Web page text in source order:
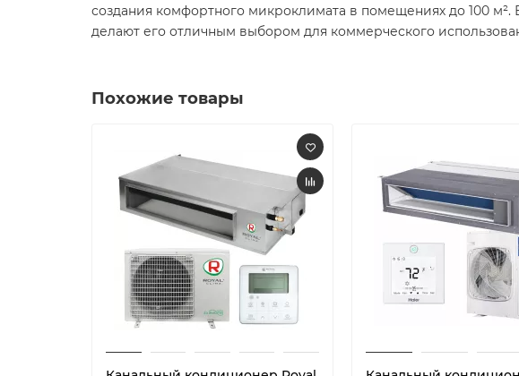
создания комфортного микроклимата в помещениях до 100
делают его отличным выбором для коммерческого
Похожие товары